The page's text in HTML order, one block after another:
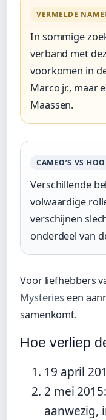
VERMELDE
In sommige
verband met
voorkomen in
Marco jr., maar
Maassen.
CAMEO’S VS
Verschillende
volwaardige
verschijnen
onderdeel van
Voor liefhebbers
Mysteries een
samenkomt.
Hoe verliep
19 april
2 mei 2015
aanwezig,